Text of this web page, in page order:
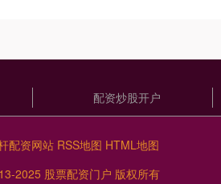
配资炒股开户
配资网站 RSS地图 HTML地图
2025 股票配资门户 版权所有